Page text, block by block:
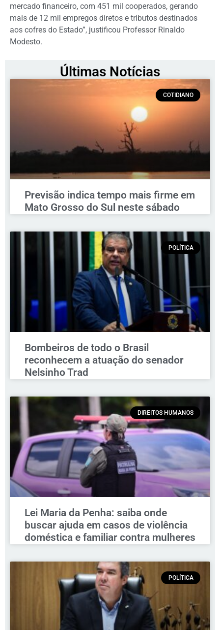
mercado financeiro, com 451 mil cooperados, gerando
mais de 12 mil empregos diretos e tributos destinados
aos cofres do Estado”, justificou Professor Rinaldo
Modesto.
Últimas Notícias
COTIDIANO
Previsão indica tempo mais firme em
Mato Grosso do Sul neste sábado
POLÍTICA
Bombeiros de todo o Brasil
reconhecem a atuação do senador
Nelsinho Trad
DIREITOS HUMANOS
Lei Maria da Penha: saiba onde
buscar ajuda em casos de violência
doméstica e familiar contra mulheres
POLÍTICA